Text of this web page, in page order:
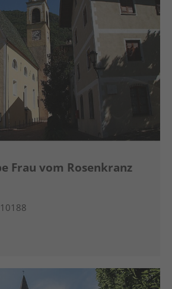
Frau vom Rosenkranz